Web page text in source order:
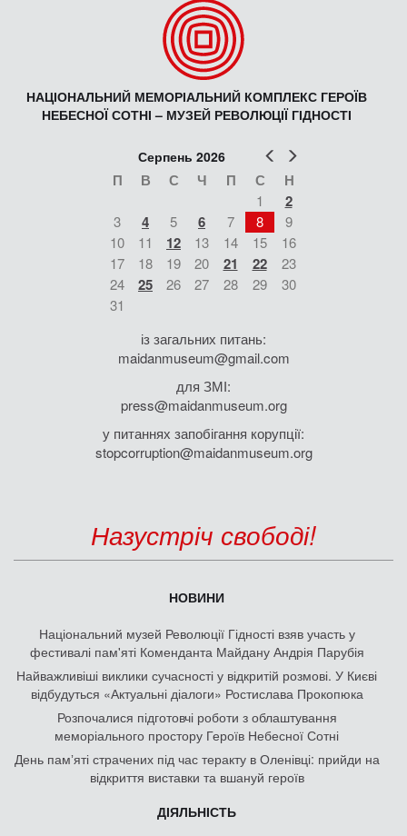
НАЦІОНАЛЬНИЙ МЕМОРІАЛЬНИЙ КОМПЛЕКС ГЕРОЇВ
НЕБЕСНОЇ СОТНІ – МУЗЕЙ РЕВОЛЮЦІЇ ГІДНОСТІ
Попер
Серпень 2026
П В С Ч П С Н
1 2
3 4 5 6 7 8
9
10
11 12 13 14 15
16
17
18 19 20 21 22
23
24
25 26 27 28 29
30
31
із загальних питань:
maidanmuseum@gmail.com
для ЗМІ:
press@maidanmuseum.org
у питаннях запобігання корупції:
stopcorruption@maidanmuseum.org
Назустріч свободі!
НОВИНИ
Національний музей Революції Гідності взяв участь у
фестивалі пам'яті Коменданта Майдану Андрія Парубія
Найважливіші виклики сучасності у відкритій розмові. У Києві
відбудуться «Актуальні діалоги» Ростислава Прокопюка
Розпочалися підготовчі роботи з облаштування
меморіального простору Героїв Небесної Сотні
День памʼяті страчених під час теракту в Оленівці: прийди на
відкриття виставки та вшануй героїв
ДІЯЛЬНІСТЬ